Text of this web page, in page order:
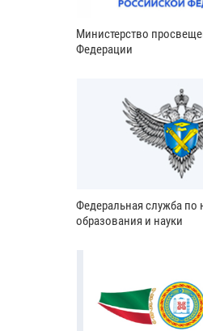
Министерство
Федерации
Федеральная служба по
образования и науки